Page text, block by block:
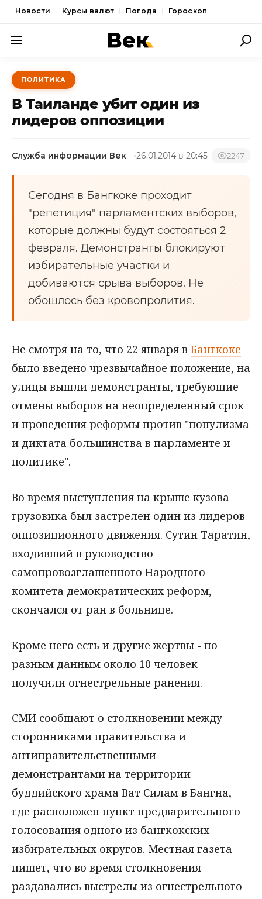
Новости Курсы валют Погода Гороскоп
ПОЛИТИКА
ЭКОНОМИКА
ОБЩЕСТВО
КУЛЬТУРА
ПОЛИТИКА
В Таиланде убит один из
лидеров оппозиции
Служба информации Век 26.01.2014 в 20:45 2247
Сегодня в Бангкоке проходит
"репетиция" парламентских выборов,
которые должны будут состояться 2
февраля. Демонстранты блокируют
избирательные участки и
добиваются срыва выборов. Не
обошлось без кровопролития.
Не смотря на то, что 22 января в Бангкоке
было введено чрезвычайное положение, на
улицы вышли демонстранты, требующие
отмены выборов на неопределенный срок
и проведения реформы против "популизма
и диктата большинства в парламенте и
политике".
Во время выступления на крыше кузова
грузовика был застрелен один из лидеров
оппозиционного движения. Сутин Таратин,
входивший в руководство
самопровозглашенного Народного
комитета демократических реформ,
скончался от ран в больнице.
Кроме него есть и другие жертвы - по
разным данным около 10 человек
получили огнестрельные ранения.
СМИ сообщают о столкновении между
сторонниками правительства и
антиправительственными
демонстрантами на территории
буддийского храма Ват Силам в Бангна,
где расположен пункт предварительного
голосования одного из бангкокских
избирательных округов. Местная газета
пишет, что во время столкновения
раздавались выстрелы из огнестрельного